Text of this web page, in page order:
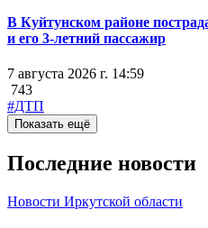
В Куйтунском районе
и его 3-летний пассажир
7 августа 2026 г. 14:59
743
#ДТП
Показать ещё
Последние новости
Новости Иркутской области